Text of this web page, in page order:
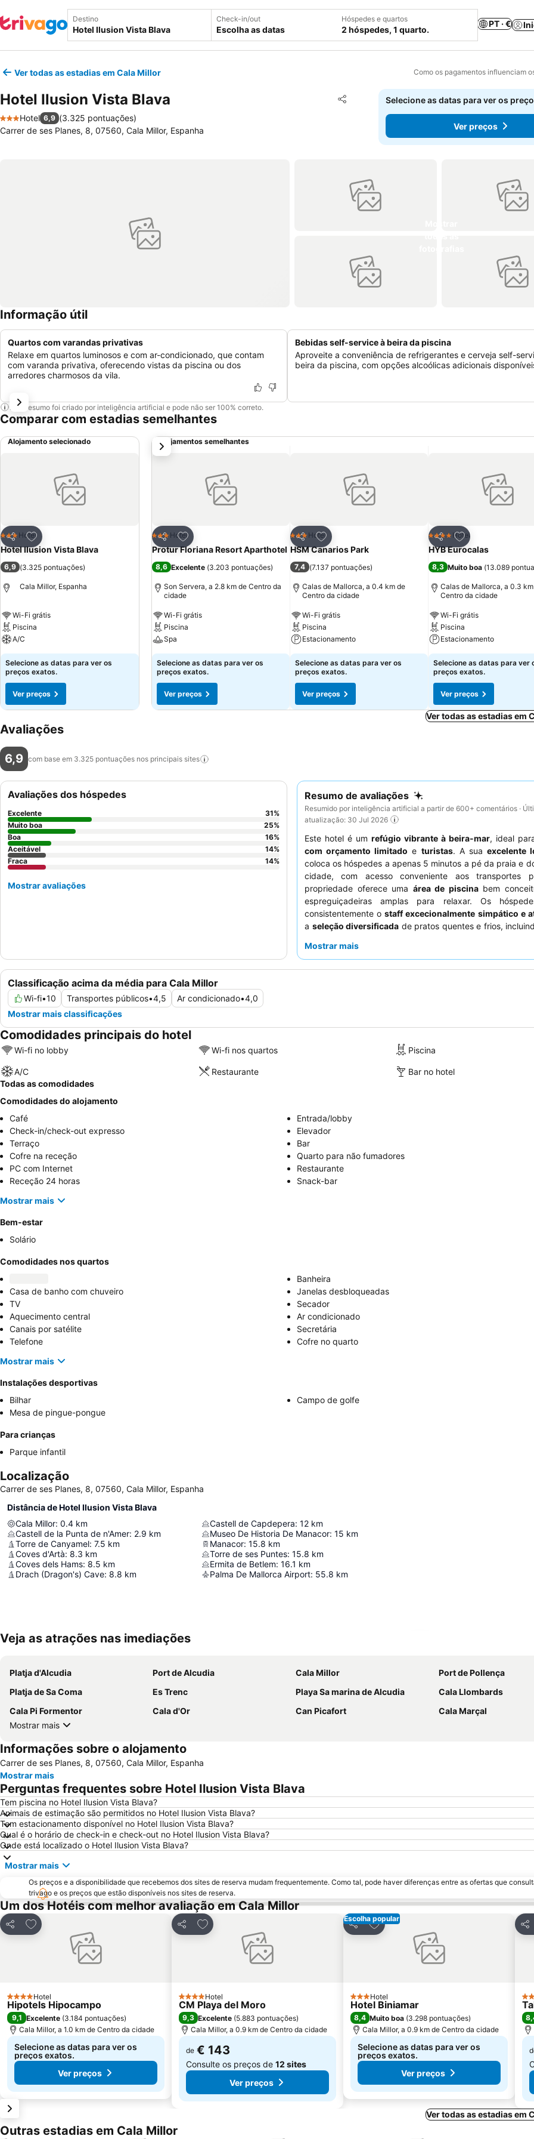
Destino Check-in/out
Escolha as datas
Hóspedes e quartos
2 hóspedes, 1 quarto.
PT · €
Ver todas as estadias em Cala Millor Como os pagamentos influenciam
Hotel Ilusion Vista Blava Partilhar
Adicionar aos favoritos
3 Estrelas
Hotel 6,9 (3.325 pontuações)
Carrer de ses Planes, 8, 07560, Cala Millor, Espanha
Selecione as datas para ver os
Ver preços
Informação útil
Quartos com varandas privativas
Relaxe em quartos luminosos e com ar-condicionado, que contam
com varanda privativa, oferecendo vistas da piscina ou dos
arredores charmosos da vila.
Bebidas self-service à beira da piscina
Aproveite a conveniência de refrigerantes e cerveja self-
beira da piscina, com opções alcoólicas adicionais
Este resumo foi criado por inteligência artificial e pode não ser 100% correto.
Comparar com estadias semelhantes
Alojamento selecionado
Partilhar
Adicionar aos favoritos
3 Estrelas
Hotel
Hotel Ilusion Vista Blava
6,9 (3.325 pontuações)
Cala Millor, Espanha
Wi-Fi grátis
Piscina
A/C
Selecione as datas para ver os
preços exatos.
Ver preços
Alojamentos semelhantes
Partilhar
Adicionar aos favoritos
3 Estrelas
Hotel
Protur Floriana Resort Aparthotel
8,6 Excelente (3.203 pontuações)
Son Servera, a 2.8 km de Centro da
cidade
Wi-Fi grátis
Piscina
Spa
Selecione as datas para ver os
preços exatos.
Ver preços
Partilhar
Adicionar aos favoritos
3 Estrelas
Hotel
HSM Canarios Park
7,4 (7.137 pontuações)
Calas de Mallorca, a 0.4 km de
Centro da cidade
Wi-Fi grátis
Piscina
Estacionamento
Selecione as datas para ver os
preços exatos.
Ver preços
Partilhar
Adicionar aos
4 EstrelasHotel
HYB Eurocalas
8,3 Muito boa (13.089
Calas de Mallorca, a 0.3
Centro da cidade
Wi-Fi grátis
Piscina
Estacionamento
Selecione as datas para ver
preços exatos.
Ver preços
próximo
Ver todas as estadias em
Avaliações
6,9 com base em 3.325 pontuações nos principais sites
Resumo de avaliações
Resumido por inteligência artificial a partir de 600+ comentários ·
atualização: 30 Jul 2026
Este hotel é um refúgio vibrante à beira-mar, ideal
com orçamento limitado e turistas. A sua excelente
coloca os hóspedes a apenas 5 minutos a pé da praia e
cidade, com acesso conveniente aos transportes
propriedade oferece uma área de piscinabem
espreguiçadeiras amplas para relaxar. Os
consistentemente ostaff excecionalmente simpático e
a seleção diversificada de pratos quentes e frios,
incluído. Para uma estadia mais tranquila, considere pedir
Mostrar mais
Classificação acima da média para Cala Millor
Wi-fi•10 Transportes públicos•4,5 Ar condicionado•4,0
Mostrar mais classificações
Avaliações dos hóspedes
Excelente 31%
Muito boa
25%
Boa
16%
Aceitável
14%
Fraca
14%
Mostrar avaliações
Comodidades principais do hotel
Wi-fi no lobby Wi-fi nos quartos Piscina
A/C Restaurante
Bar no hotel
Todas as comodidades
Comodidades do alojamento
Café
Entrada/lobby
Check-in/check-out expresso
Elevador
Terraço
Bar
Cofre na receção
Quarto para não fumadores
PC com Internet
Restaurante
Receção 24 horas
Snack-bar
Mostrar mais
Bem-estar
Solário
Comodidades nos quartos
Banheira
Casa de banho com chuveiro
Janelas desbloqueadas
TV
Secador
Aquecimento central
Ar condicionado
Canais por satélite
Secretária
Telefone
Cofre no quarto
Mostrar mais
Instalações desportivas
Bilhar
Campo de golfe
Mesa de pingue-pongue
Para crianças
Parque infantil
Localização
Carrer de ses Planes, 8, 07560, Cala Millor, Espanha
Distância de Hotel Ilusion Vista Blava
Cala Millor: 0.4 km
Castell de la Punta de n'Amer: 2.9 km
Torre de Canyamel: 7.5 km
Coves d'Artà: 8.3 km
Coves dels Hams: 8.5 km
Drach (Dragon's) Cave: 8.8 km
Castell de Capdepera: 12 km
Museo De Historia De Manacor: 15 km
Manacor: 15.8 km
Torre de ses Puntes: 15.8 km
Ermita de Betlem: 16.1 km
Palma De Mallorca Airport: 55.8 km
Veja as atrações nas imediações
Platja d'Alcudia Port de Alcudia Cala Millor
Port de Pollença
Platja de Sa Coma
Es Trenc Playa Sa marina de Alcudia
Cala Llombards
Cala Pi Formentor
Cala d'Or Can Picafort
Cala Marçal
Mostrar mais
Informações sobre o alojamento
Carrer de ses Planes, 8, 07560, Cala Millor, Espanha
Mostrar mais
Perguntas frequentes sobre Hotel Ilusion Vista Blava
Tem piscina no Hotel Ilusion Vista Blava?
Animais de estimação são permitidos no Hotel Ilusion Vista Blava?
Tem estacionamento disponível no Hotel Ilusion Vista Blava?
Qual é o horário de check-in e check-out no Hotel Ilusion Vista Blava?
Onde está localizado o Hotel Ilusion Vista Blava?
Mostrar mais
Os preços e a disponibilidade que recebemos dos sites de reserva mudam frequentemente. Como tal, pode haver diferenças entre as ofertas que
trivago e os preços que estão disponíveis nos sites de reserva.
Um dos Hotéis com melhor avaliação em Cala Millor
Partilhar
Adicionar aos favoritos
4 Estrelas
Hotel
Hipotels Hipocampo
9,1 Excelente (3.184 pontuações)
Cala Millor, a 1.0 km de Centro da cidade
Selecione as datas para ver os
preços exatos.
Ver preços
Partilhar
Adicionar aos favoritos
4 Estrelas
Hotel
CM Playa del Moro
9,3 Excelente (5.883 pontuações)
Cala Millor, a 0.9 km de Centro da cidade
de € 143
Consulte os preços de 12 sites
Ver preços
Escolha popular
Partilhar
Adicionar aos favoritos
3 Estrelas
Hotel
Hotel Biniamar
8,4 Muito boa (3.298 pontuações)
Cala Millor, a 0.9 km de Centro da cidade
Selecione as datas para ver os
preços exatos.
Ver preços
4
Ver todas as estadias em
Outras estadias em Cala Millor